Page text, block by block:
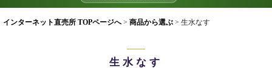
インターネット直売所 TOPページへ > 商品から選ぶ > 生水なす
生水なす